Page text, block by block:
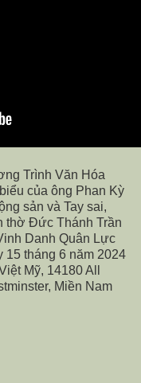
Trình Văn Hóa
của ông Phan Kỳ
sản và Tay sai,
thờ Đức Thánh Trần
Danh Quân Lực
tháng 6 năm 2024
Mỹ, 14180 All
Miền Nam